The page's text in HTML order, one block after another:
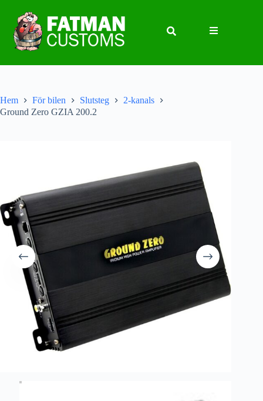
Hem För bilen Slutsteg
2-kanals
Ground Zero GZIA 200.2